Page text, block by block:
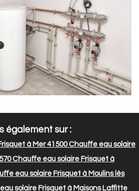
également sur :
à Mer 41500Chauffe eau solaire
Chauffe eau solaire Frisquet à
eau solaire Frisquet à Moulins lès
solaire Frisquet à Maisons Laffitte